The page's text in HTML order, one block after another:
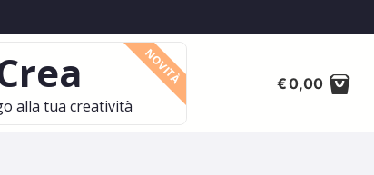
alla tua creatività
NOVITÀ 0,00
€